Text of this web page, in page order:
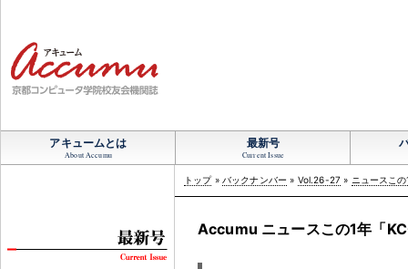
アキュームとは
About Accumu
最新号
Current Issue
トップ» バックナンバー » Vol.26-27 » ニュースこ
Accumu ニュースこの1年「